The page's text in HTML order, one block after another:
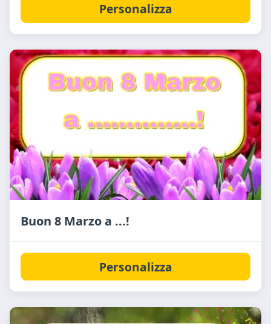
Personalizza
Buon 8 Marzo a ...!
Personalizza